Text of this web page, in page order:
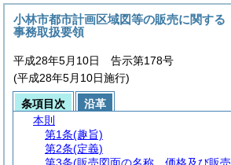
小林市都市計画区域図等の販売に関する
事務取扱要領
平成28年5月10日 告示第178号
(平成28年5月10日施行)
条項目次
沿革
本則
第1条(趣旨)
第2条(定義)